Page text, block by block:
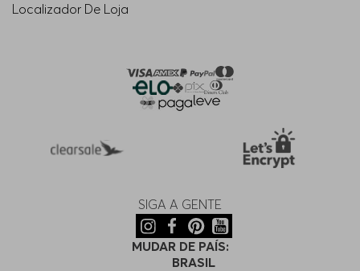
Localizador De Loja
SIGA A GENTE
MUDAR DE PAÍS:
BRASIL